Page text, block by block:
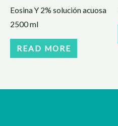
Eosina Y 2% solución acuosa
2500 ml
READ MORE